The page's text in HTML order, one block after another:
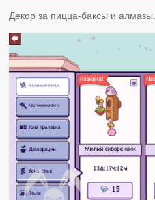
Декор за пицца-баксы и алмазы.